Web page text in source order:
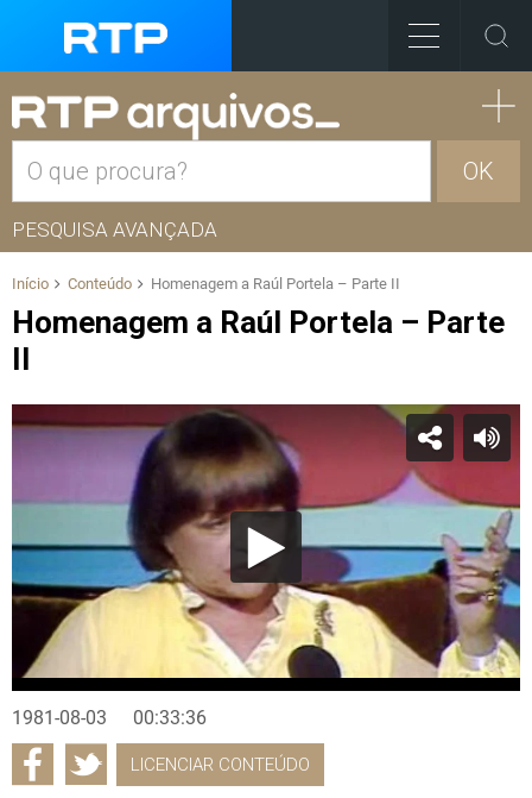
OK
PESQUISA AVANÇADA
Início Conteúdo Homenagem a Raúl Portela – Parte II
Homenagem a Raúl Portela – Parte
II
1981-08-03 00:33:36
LICENCIAR CONTEÚDO